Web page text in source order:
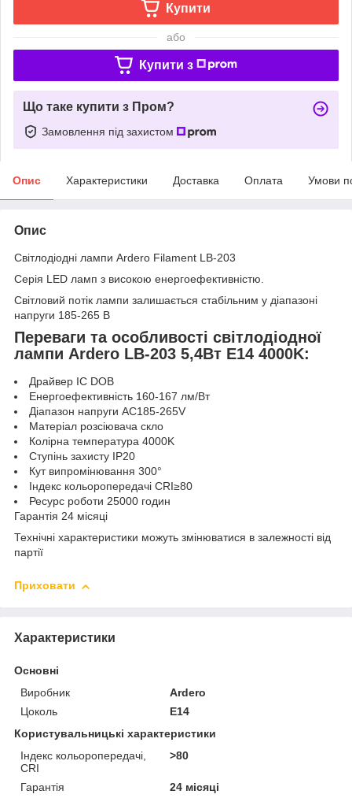
Купити
або
Купити з
Що таке купити з Пром?
Замовлення під захистом
Опис Характеристики Доставка Оплата Умови
Опис
Світлодіодні лампи Ardero Filament LB-203
Серія LED ламп з високою енергоефективністю.
Світловий потік лампи залишається стабільним у діапазоні
напруги 185-265 В
Переваги та особливості світлодіодної
лампи Ardero LB-203 5,4Вт E14 4000K:
Драйвер IC DOB
Енергоефективність 160-167 лм/Вт
Діапазон напруги AC185-265V
Матеріал розсіювача скло
Колірна температура 4000K
Ступінь захисту IP20
Кут випромінювання 300°
Індекс кольоропередачі CRI≥80
Ресурс роботи 25000 годин
Гарантія 24 місяці
Технічні характеристики можуть змінюватися в залежності від
партії
Приховати
Характеристики
Основні
Виробник
Ardero
Цоколь
E14
Користувальницькі характеристики
Індекс кольоропередачі,
CRI
>80
Гарантія
24 місяці